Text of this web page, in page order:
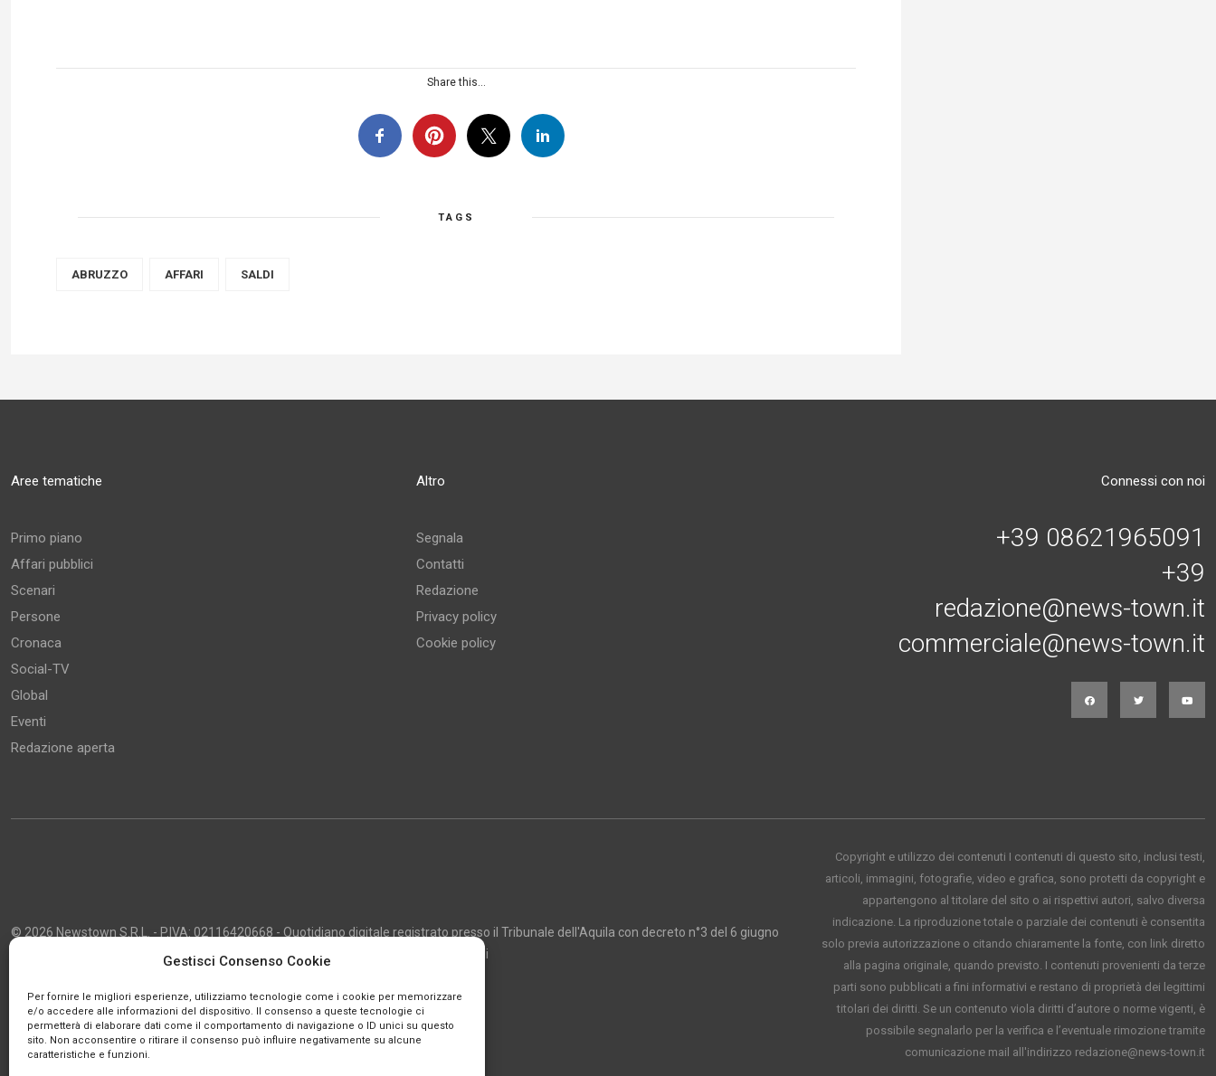
Gestisci Consenso Cookie
Per fornire le migliori esperienze, utilizziamo tecnologie come i cookie per memorizzare
e/o accedere alle informazioni del dispositivo. Il consenso a queste tecnologie ci
permetterà di elaborare dati come il comportamento di navigazione o ID unici su questo
sito. Non acconsentire o ritirare il consenso può influire negativamente su alcune
caratteristiche e funzioni.
Share this...
TAGS
ABRUZZO AFFARI SALDI
Aree tematiche
Primo piano
Affari pubblici
Scenari
Persone
Cronaca
Social-TV
Global
Eventi
Redazione aperta
Altro
Segnala
Contatti
Redazione
Privacy policy
Cookie policy
Connessi con noi
+39 08621965091
+39
redazione@news-town.it
commerciale@news-town.it
© 2026 Newstown S.R.L. - P.IVA: 02116420668 - Quotidiano digitale registrato presso il Tribunale dell'Aquila con decreto n°3 del 6 giugno
2013 - Direttore Responsabile: Giustino Masciocco - Capo Redattore: Marco Giancarli
Copyright e utilizzo dei contenuti I contenuti di questo sito, inclusi testi,
articoli, immagini, fotografie, video e grafica, sono protetti da copyright e
appartengono al titolare del sito o ai rispettivi autori, salvo diversa
indicazione. La riproduzione totale o parziale dei contenuti è consentita
solo previa autorizzazione o citando chiaramente la fonte, con link diretto
alla pagina originale, quando previsto. I contenuti provenienti da terze
parti sono pubblicati a fini informativi e restano di proprietà dei legittimi
titolari dei diritti. Se un contenuto viola diritti d’autore o norme vigenti, è
possibile segnalarlo per la verifica e l’eventuale rimozione tramite
comunicazione mail all'indirizzo redazione@news-town.it